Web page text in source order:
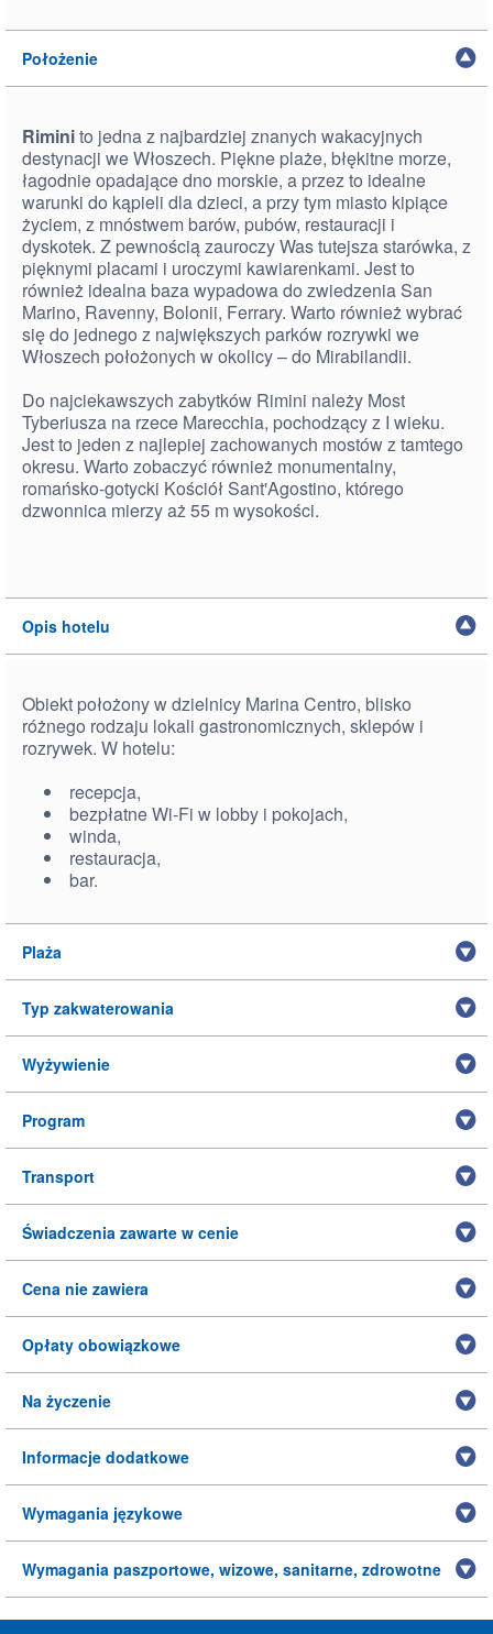
Położenie
Riminito jedna z najbardziej znanych wakacyjnych
destynacji we Włoszech. Piękne plaże, błękitne morze,
łagodnie opadające dno morskie, a przez to idealne
warunki do kąpieli dla dzieci, a przy tym miasto kipiące
życiem, z mnóstwem barów, pubów, restauracji i
dyskotek. Z pewnością zauroczy Was tutejsza starówka, z
pięknymi placami i uroczymi kawiarenkami. Jest to
również idealna baza wypadowa do zwiedzenia San
Marino, Ravenny, Bolonii, Ferrary. Warto również wybrać
się do jednego z największych parków rozrywki we
Włoszech położonych w okolicy – do Mirabilandii.
Do najciekawszych zabytków Rimini należy Most
Tyberiusza na rzece Marecchia, pochodzący z I wieku.
Jest to jeden z najlepiej zachowanych mostów z tamtego
okresu. Warto zobaczyć również monumentalny,
romańsko-gotycki Kościół Sant'Agostino, którego
dzwonnica mierzy aż 55 m wysokości.
Opis hotelu
Obiekt położony w dzielnicy Marina Centro, blisko
różnego rodzaju lokali gastronomicznych, sklepów i
rozrywek. W hotelu:
recepcja,
bezpłatne Wi-Fi w lobby i pokojach,
winda,
restauracja,
bar.
Plaża
Typ zakwaterowania
Wyżywienie
Program
Transport
Świadczenia zawarte w cenie
Cena nie zawiera
Opłaty obowiązkowe
Na życzenie
Informacje dodatkowe
Wymagania językowe
Wymagania paszportowe, wizowe, sanitarne, zdrowotne